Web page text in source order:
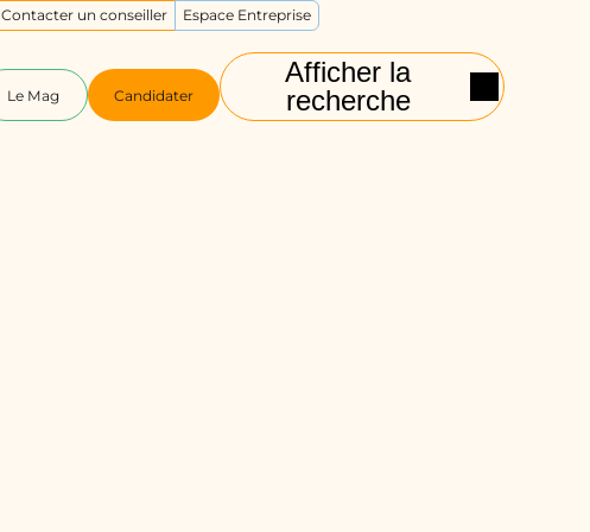
Afficher la
recherche
Le Mag Candidater
Contacter un conseiller Espace Entreprise